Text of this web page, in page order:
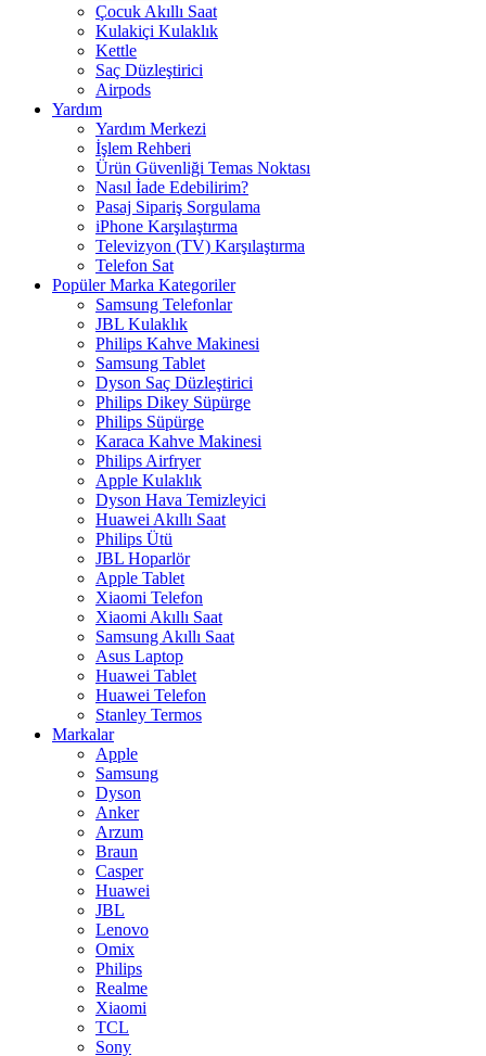
Çocuk Akıllı Saat
Kulakiçi Kulaklık
Kettle
Saç Düzleştirici
Airpods
Yardım
Yardım Merkezi
İşlem Rehberi
Ürün Güvenliği Temas Noktası
Nasıl İade Edebilirim?
Pasaj Sipariş Sorgulama
iPhone Karşılaştırma
Televizyon (TV) Karşılaştırma
Telefon Sat
Popüler Marka Kategoriler
Samsung Telefonlar
JBL Kulaklık
Philips Kahve Makinesi
Samsung Tablet
Dyson Saç Düzleştirici
Philips Dikey Süpürge
Philips Süpürge
Karaca Kahve Makinesi
Philips Airfryer
Apple Kulaklık
Dyson Hava Temizleyici
Huawei Akıllı Saat
Philips Ütü
JBL Hoparlör
Apple Tablet
Xiaomi Telefon
Xiaomi Akıllı Saat
Samsung Akıllı Saat
Asus Laptop
Huawei Tablet
Huawei Telefon
Stanley Termos
Markalar
Apple
Samsung
Dyson
Anker
Arzum
Braun
Casper
Huawei
JBL
Lenovo
Omix
Philips
Realme
Xiaomi
TCL
Sony